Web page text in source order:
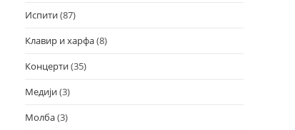
Испити(87)
Клавир и харфа(8)
Концерти(35)
Медији(3)
Молба(3)